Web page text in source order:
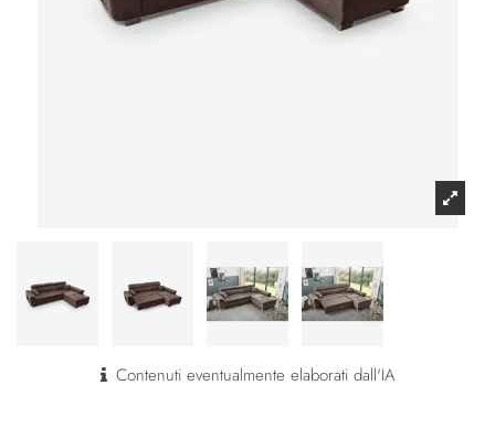
Contenuti eventualmente elaborati dall'IA